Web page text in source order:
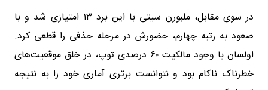
در سوی مقابل، ملبورن سیتی با این برد ۱۳ امتیازی شد و با
صعود به رتبه چهارم، حضورش در مرحله حذفی را قطعی کرد.
اولسان با وجود مالکیت ۶۰ درصدی توپ، در خلق موقعیت‌های
خطرناک ناکام بود و نتوانست برتری آماری خود را به نتیجه